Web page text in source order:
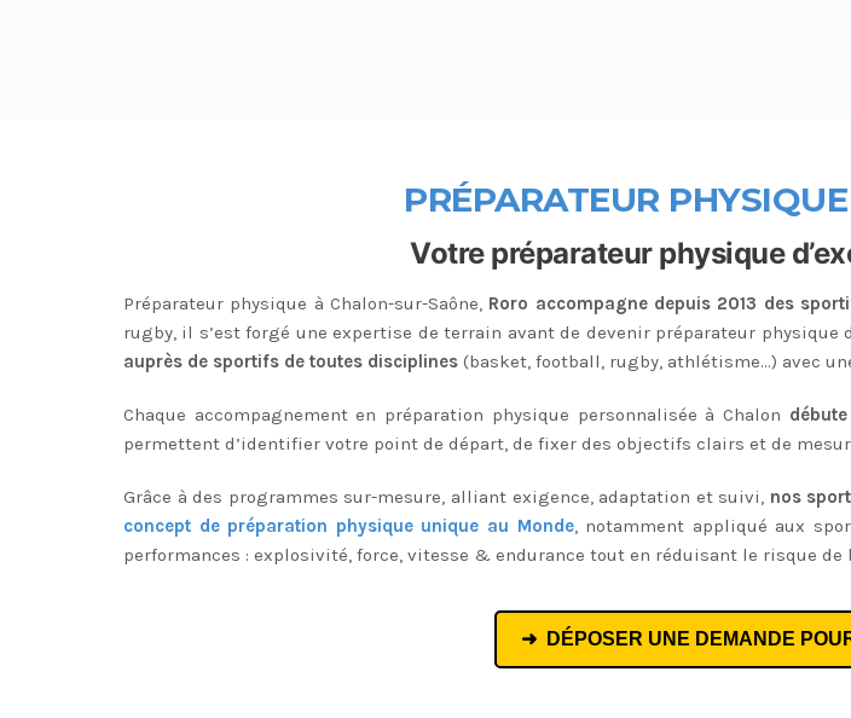
PRÉPARATEUR
Votre préparateur physique
Préparateur physique à Chalon-sur-Saône, Roro accompagne depuis 2013 des
rugby, il s’est forgé une expertise de terrain avant de devenir préparateur physique
auprès de sportifs de toutes disciplines (basket, football, rugby, athlétisme…) avec
Chaque accompagnement en préparation physique personnalisée à Chalon
permettent d’identifier votre point de départ, de fixer des objectifs clairs et de
Grâce à des programmes sur-mesure, alliant exigence, adaptation et suivi, nos
concept de préparation physique unique au Monde, notamment appliqué aux
performances : explosivité, force, vitesse & endurance tout en réduisant le risque de
DÉPOSER UNE DEMANDE